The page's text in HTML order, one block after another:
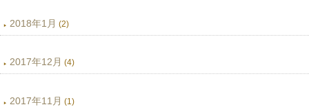
2018年1月 (2)
2017年12月 (4)
2017年11月 (1)